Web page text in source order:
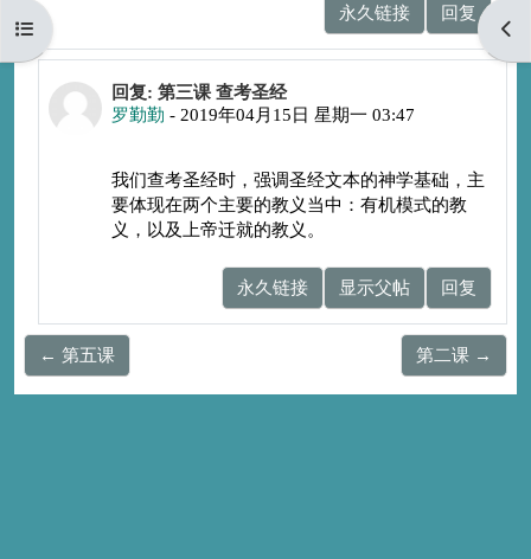
打开课程索引 打
永久链接
回复
回复余灵那
回复: 第三课 查考圣经
罗勤勤 - 2019年04月15日 星期一 03:47
我们查考圣经时，强调圣经文本的神学基础，主
要体现在两个主要的教义当中：有机模式的教
义，以及上帝迁就的教义。
永久链接 显示父帖 回复
← 第五课 第二课 →